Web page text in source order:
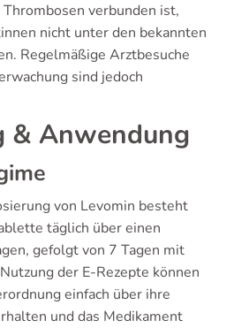
verbunden ist,
nicht unter den bekannten
Regelmäßige Arztbesuche
sind jedoch
& Anwendung
von Levomin besteht
täglich über einen
gefolgt von 7 Tagen mit
der E-Rezepte können
einfach über ihre
und das Medikament